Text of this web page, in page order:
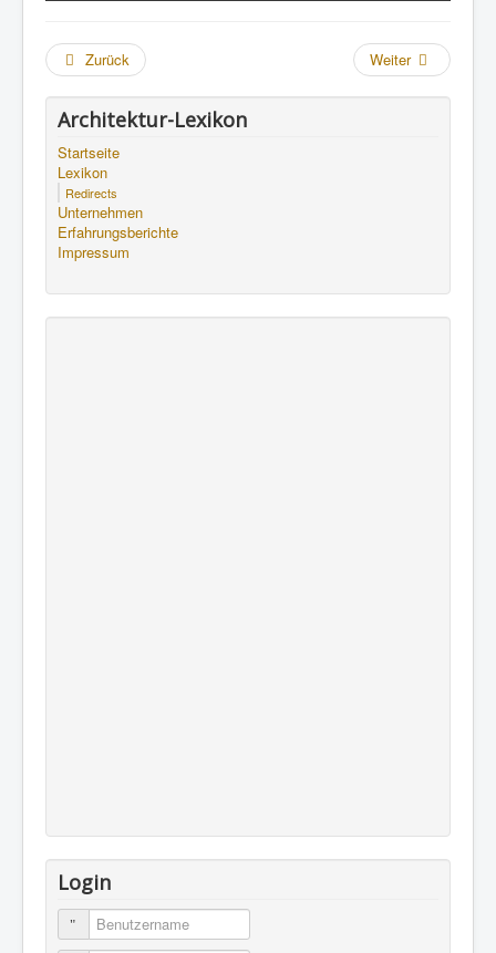
Zurück Weiter
Architektur-Lexikon
Startseite
Lexikon
Redirects
Unternehmen
Erfahrungsberichte
Impressum
Login
Benutzername